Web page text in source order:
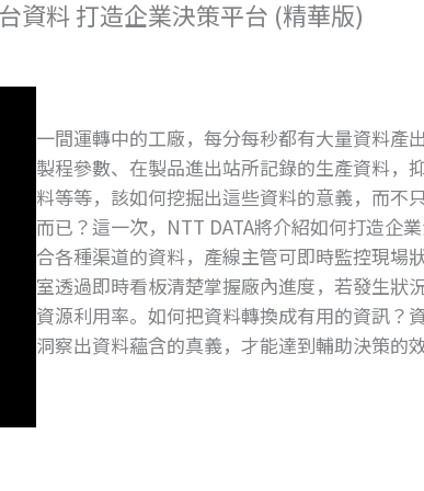
資料 打造企業決策平台 (精華版)
一間運轉中的工廠，每分每秒都有大量資料產
製程參數、在製品進出站所記錄的生產資料，
料等等，該如何挖掘出這些資料的意義，而不
而已？這一次，NTT DATA將介紹如何打造企
合各種渠道的資料，產線主管可即時監控現場
室透過即時看板清楚掌握廠內進度，若發生狀
資源利用率。如何把資料轉換成有用的資訊？
洞察出資料蘊含的真義，才能達到輔助決策的效